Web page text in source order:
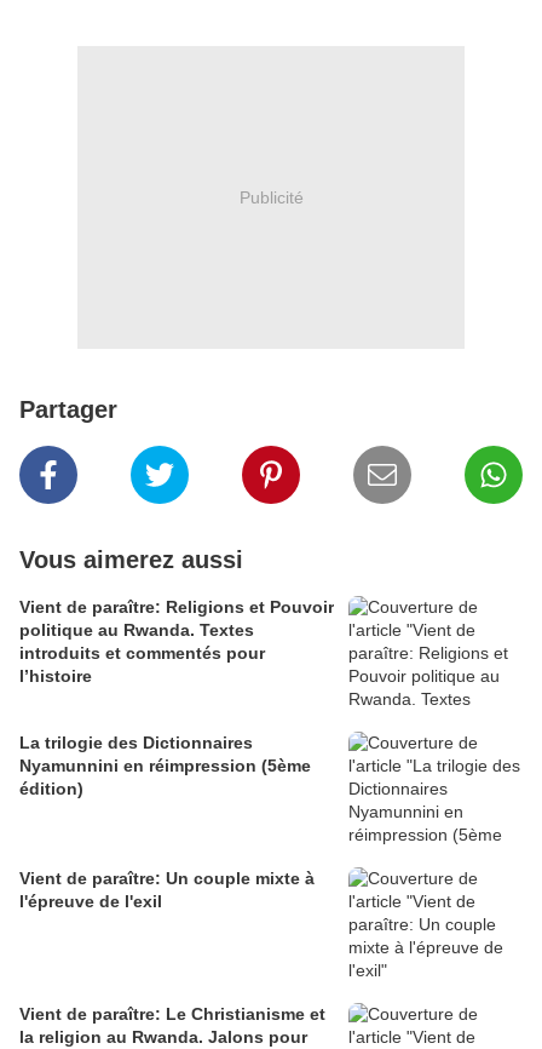
Publicité
Partager
Vous aimerez aussi
Vient de paraître: Religions et Pouvoir
politique au Rwanda. Textes
introduits et commentés pour
l’histoire
La trilogie des Dictionnaires
Nyamunnini en réimpression (5ème
édition)
Vient de paraître: Un couple mixte à
l'épreuve de l'exil
Vient de paraître: Le Christianisme et
la religion au Rwanda. Jalons pour